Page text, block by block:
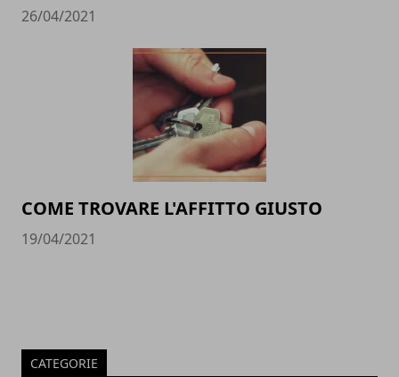
26/04/2021
COME TROVARE L'AFFITTO GIUSTO
19/04/2021
CATEGORIE